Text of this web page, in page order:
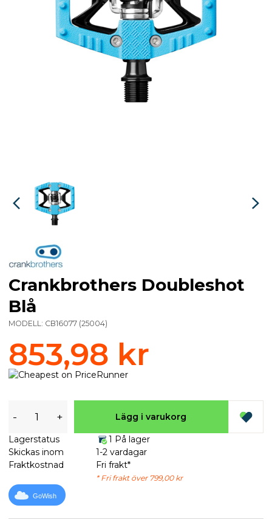
Crankbrothers Doubleshot
Blå
MODELL: CB16077 (25004)
853,98 kr
- + Lägg i varukorg
Lagerstatus
1 På lager
Skickas inom
1-2 vardagar
Fraktkostnad
Fri frakt*
* Fri frakt över 799,00 kr
GoWish